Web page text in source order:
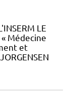
LE
Médecine
et